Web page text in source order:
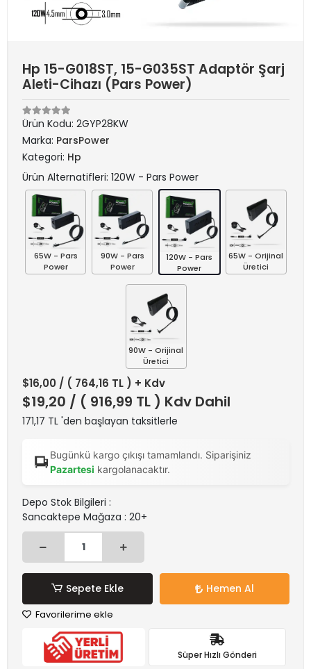
Hp 15-G018ST, 15-G035ST Adaptör Şarj
Aleti-Cihazı (Pars Power)
Ürün Kodu: 2GYP28KW
Marka: ParsPower
Kategori: Hp
Ürün Alternatifleri: 120W - Pars Power
65W - Pars
Power
90W - Pars
Power
120W - Pars
Power
65W - Orijinal
Üretici
90W - Orijinal
Üretici
$16,00 / ( 764,16 TL ) + Kdv
$19,20 / ( 916,99 TL ) Kdv Dahil
171,17 TL 'den başlayan taksitlerle
Bugünkü kargo çıkışı tamamlandı. Siparişiniz
Pazartesi kargolanacaktır.
Depo Stok Bilgileri :
Sancaktepe Mağaza : 20+
Sepete Ekle Hemen Al
Favorilerime ekle
Süper Hızlı Gönderi